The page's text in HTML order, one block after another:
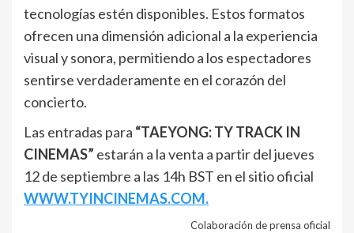
tecnologías estén disponibles. Estos formatos
ofrecen una dimensión adicional a la experiencia
visual y sonora, permitiendo a los espectadores
sentirse verdaderamente en el corazón del
concierto.
Las entradas para “TAEYONG: TY TRACK IN
CINEMAS” estarán a la venta a partir del jueves
12 de septiembre a las 14h BST en el sitio oficial
WWW.TYINCINEMAS.COM.
Colaboración de prensa oficial